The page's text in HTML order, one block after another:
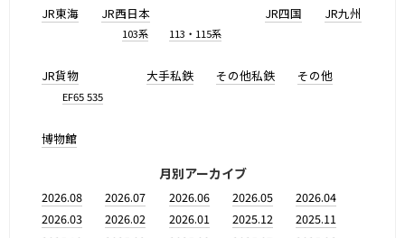
JR東海 JR西日本
103系 113・115系
JR四国 JR九州
JR貨物
EF65 535
大手私鉄 その他私鉄 その他
博物館
月別アーカイブ
2026.08 2026.07 2026.06 2026.05
2026.04
2026.03
2026.02 2026.01 2025.12
2025.11